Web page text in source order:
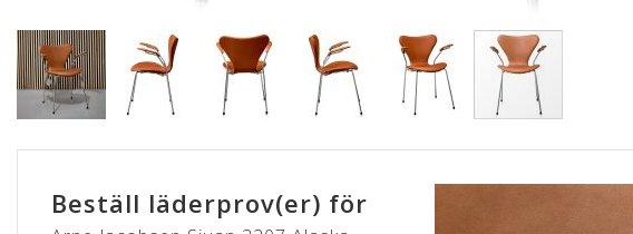
till
Beställ läderprov(er) för